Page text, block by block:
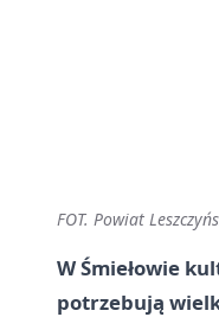
FOT. Powiat
W Śmiełowie
potrzebują